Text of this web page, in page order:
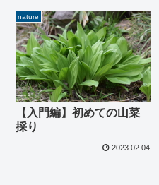
nature
【入門編】初めての山菜
採り
2023.02.04